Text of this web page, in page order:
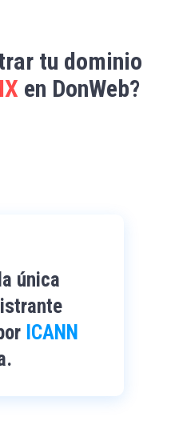
tu dominio
en DonWeb?
única
ICANN